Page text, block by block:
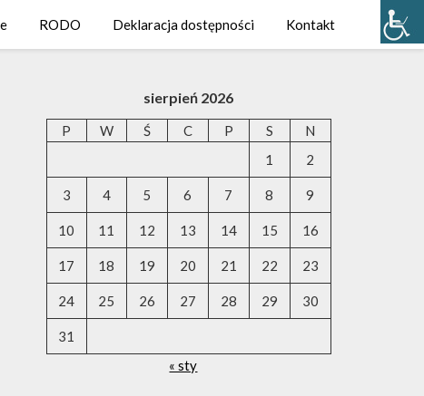
RODO Deklaracja dostępności Kontakt
sierpień 2026
P W Ś C P S
N
1
2
3 4 5 6 7 8 9
10 11 12 13 14 15 16
17 18 19 20 21 22 23
24 25 26 27 28 29 30
31
« sty